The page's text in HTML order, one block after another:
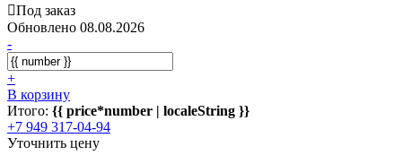
Под заказ
Обновлено 08.08.2026
-
+
В корзину
Итого: {{ price*number | localeString }}
+7 949 317-04-94
Уточнить цену